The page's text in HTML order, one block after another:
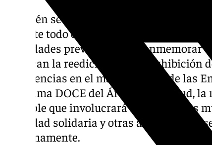
También se presenta el logotipo oficial
durante todo el año 2025, un símbolo
actividades previstas para conmemorar
destacan la reedición de una exhibición
emergencias en el marco del Día de las
programa DOCE del Área de Juventud,
múltiple que involucrará a varias áreas
actividad solidaria y otras acciones que
próximamente.